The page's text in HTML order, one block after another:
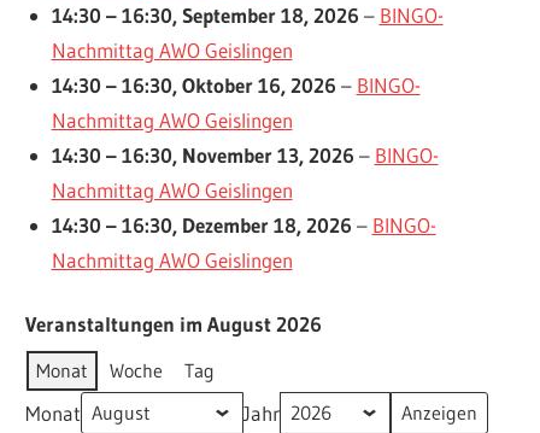
14:30 – 16:30,September 18, 2026 – BINGO-
Nachmittag AWO Geislingen
14:30 – 16:30,Oktober 16, 2026 – BINGO-
Nachmittag AWO Geislingen
14:30 – 16:30, November 13, 2026 – BINGO-
Nachmittag AWO Geislingen
14:30 – 16:30, Dezember 18, 2026 – BINGO-
Nachmittag AWO Geislingen
Veranstaltungen im August 2026
Monat Woche Tag
Monat Jahr